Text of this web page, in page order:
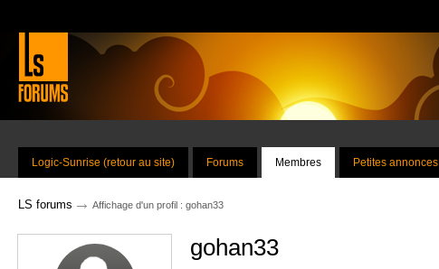
Logic-Sunrise (retour au site) Forums Membres Petites annonces
LS forums → Affichage d'un profil : gohan33
gohan33